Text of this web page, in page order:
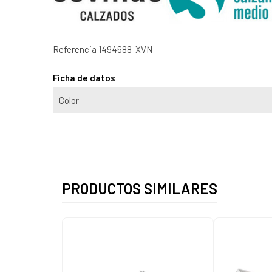
Referencia 1494688-XVN
Ficha de datos
Color
PRODUCTOS SIMILARES